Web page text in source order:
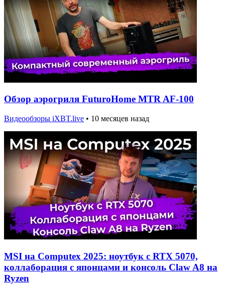
Обзор аэрогриля FuturoHome MTR AF-100
Видеообзоры iXBT.live • 10 месяцев назад
MSI на Computex 2025: ноутбук с RTX 5070,
коллаборация с японцами и консоль Claw A8 на
Ryzen